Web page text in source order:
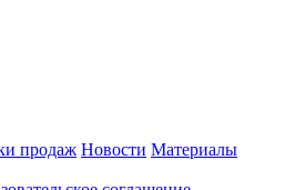
продаж Новости Материалы